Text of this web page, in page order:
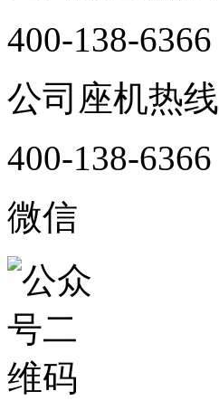
400-138-6366
公司座机热线
400-138-6366
微信